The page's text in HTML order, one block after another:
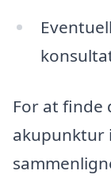
For at finde
akupunktur